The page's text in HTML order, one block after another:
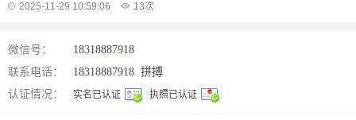
2025-11-29 10:59:06 13次
微信号：
18318887918
联系电话：
18318887918 拼搏
认证情况：
实名已认证 执照已认证